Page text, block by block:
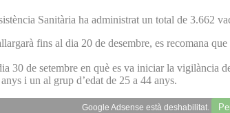
Sanitària ha administrat un total de 3.662
fins al dia 20 de desembre, es recomana
30 de setembre en què es va iniciar la vigilància
i un al grup d’edat de 25 a 44 anys.
Google Adsense està deshabilitat.